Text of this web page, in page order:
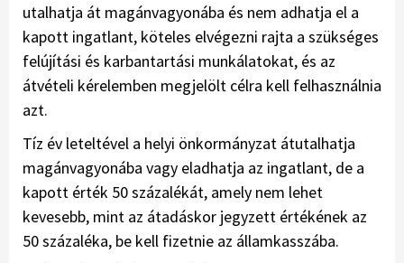
utalhatja át magánvagyonába és nem adhatja el a
kapott ingatlant, köteles elvégezni rajta a szükséges
felújítási és karbantartási munkálatokat, és az
átvételi kérelemben megjelölt célra kell felhasználnia
azt.
Tíz év leteltével a helyi önkormányzat átutalhatja
magánvagyonába vagy eladhatja az ingatlant, de a
kapott érték 50 százalékát, amely nem lehet
kevesebb, mint az átadáskor jegyzett értékének az
50 százaléka, be kell fizetnie az államkasszába.